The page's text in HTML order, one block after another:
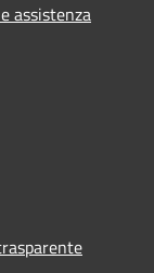
assistenza